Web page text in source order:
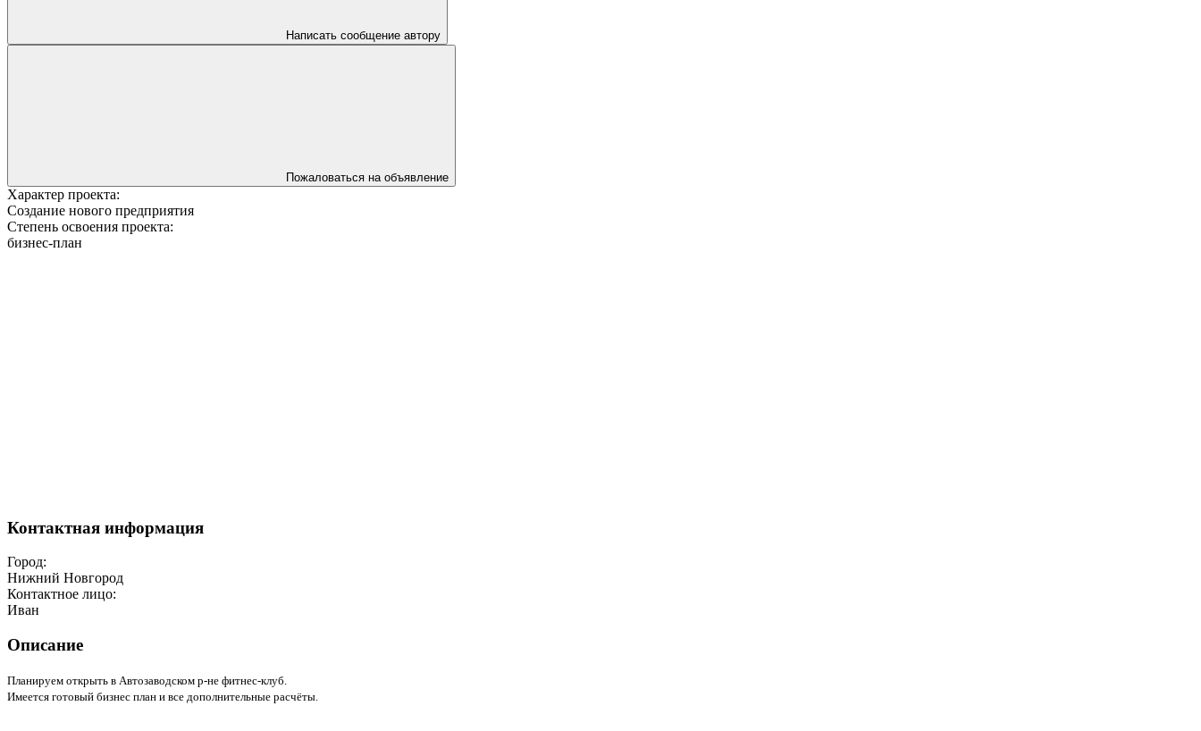
Написать сообщение автору
Пожаловаться на объявление
Характер проекта:
Создание нового предприятия
Степень освоения проекта:
бизнес-план
Контактная информация
Город:
Нижний Новгород
Контактное лицо:
Иван
Описание
Планируем открыть в Автозаводском р-не фитнес-клуб.
Имеется готовый бизнес план и все дополнительные расчёты.